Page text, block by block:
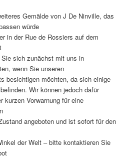
Gemälde von J De Ninville, das
würde
in der Rue de Rossiers auf dem
sich zunächst mit uns in
wenn Sie unseren
besichtigen möchten, da sich einige
Wir können jedoch dafür
kurzen Vorwarnung für eine
angeboten und ist sofort für den
der Welt – bitte kontaktieren Sie